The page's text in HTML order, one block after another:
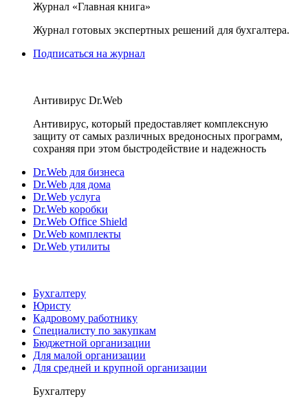
Журнал «Главная книга»
Журнал готовых экспертных решений для бухгалтера.
Подписаться на журнал
Антивирус Dr.Web
Антивирус, который предоставляет комплексную
защиту от самых различных вредоносных программ,
сохраняя при этом быстродействие и надежность
Dr.Web для бизнеса
Dr.Web для дома
Dr.Web услуга
Dr.Web коробки
Dr.Web Office Shield
Dr.Web комплекты
Dr.Web утилиты
Бухгалтеру
Юристу
Кадровому работнику
Специалисту по закупкам
Бюджетной организации
Для малой организации
Для средней и крупной организации
Бухгалтеру